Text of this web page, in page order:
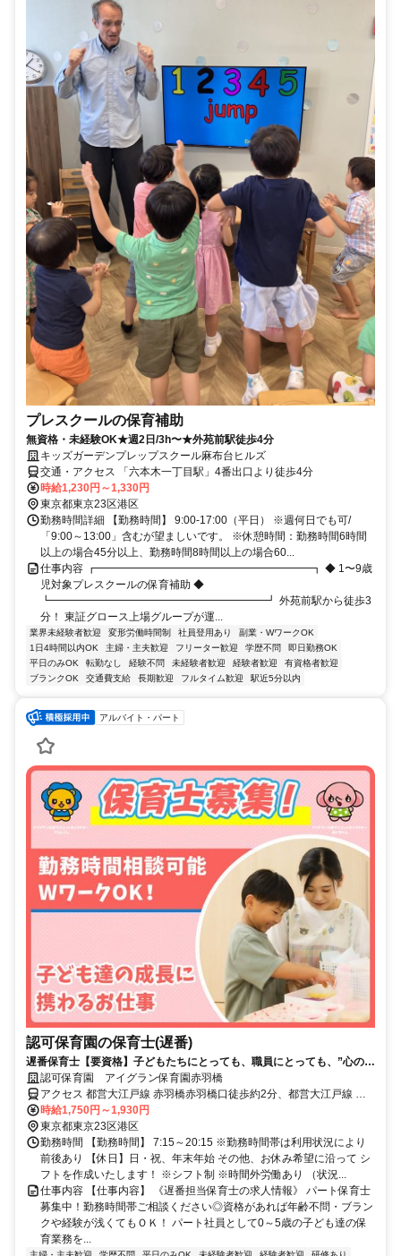
プレスクールの保育補助
無資格・未経験OK★週2日/3h〜★外苑前駅徒歩4分
キッズガーデンプレップスクール麻布台ヒルズ
交通・アクセス 「六本木一丁目駅」4番出口より徒歩4分
時給1,230円～1,330円
東京都東京23区港区
勤務時間詳細 【勤務時間】 9:00-17:00（平日） ※週何日でも可/
「9:00～13:00」含むが望ましいです。 ※休憩時間：勤務時間6時間
以上の場合45分以上、勤務時間8時間以上の場合60...
仕事内容 ┏━━━━━━━━━━━━━━━━━━━━┓ ◆ 1〜9歳
児対象プレスクールの保育補助 ◆
┗━━━━━━━━━━━━━━━━━━━━┛ 外苑前駅から徒歩3
分！ 東証グロース上場グループが運...
業界未経験者歓迎 変形労働時間制 社員登用あり
副業・WワークOK
1日4時間以内OK
主婦・主夫歓迎 フリーター歓迎 学歴不問
即日勤務OK
平日のみOK
転勤なし 経験不問 未経験者歓迎 経験者歓迎
有資格者歓迎
ブランクOK
交通費支給 長期歓迎 フルタイム歓迎 駅近5分以内
アルバイト・パート
認可保育園の保育士(遅番)
遅番保育士【要資格】子どもたちにとっても、職員にとっても、”心の基
地”となる保育園を目指しています！
認可保育園 アイグラン保育園赤羽橋
アクセス 都営大江戸線 赤羽橋赤羽橋口徒歩約2分、都営大江戸線 麻
布十番3番口徒歩約8分、東京メトロ南北線 麻布十番3番口徒歩約8分
時給1,750円～1,930円
東京都東京23区港区
勤務時間 【勤務時間】 7:15～20:15 ※勤務時間帯は利用状況により
前後あり 【休日】日・祝、年末年始 その他、お休み希望に沿って シ
フトを作成いたします！ ※シフト制 ※時間外労働あり （状況...
仕事内容 【仕事内容】 《遅番担当保育士の求人情報》 パート保育士
募集中！勤務時間帯ご相談ください◎資格があれば年齢不問・ブラン
クや経験が浅くてもＯＫ！ パート社員として0～5歳の子ども達の保
育業務を...